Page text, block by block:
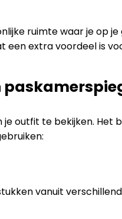
ruimte waar je op
extra voordeel is
outfit te bekijken.
vanuit